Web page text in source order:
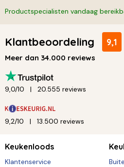
Productspecialisten vandaag
Klantbeoordeling 9,1
Meer dan 34.000 reviews
9,0/10 20.555 reviews
9,2/10 13.500 reviews
Keukenloods
Klantenservice